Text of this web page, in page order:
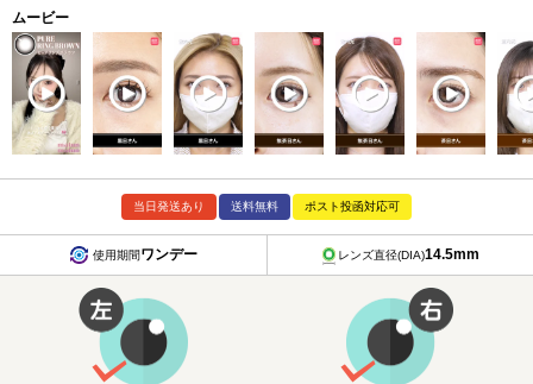
ムービー
当日発送あり 送料無料 ポスト投函対応可
使用期間ワンデー レンズ直径(DIA)14.5mm